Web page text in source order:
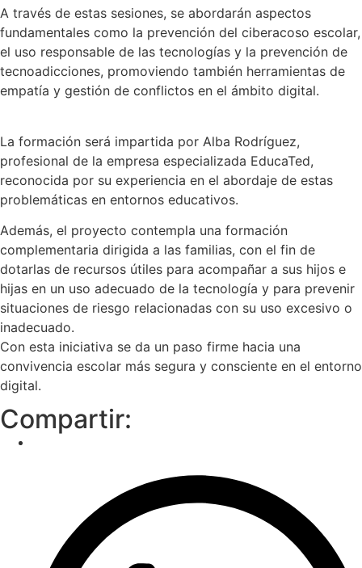
A través de estas sesiones, se abordarán aspectos
fundamentales como la prevención del ciberacoso escolar,
el uso responsable de las tecnologías y la prevención de
tecnoadicciones, promoviendo también herramientas de
empatía y gestión de conflictos en el ámbito digital.
La formación será impartida por Alba Rodríguez,
profesional de la empresa especializada EducaTed,
reconocida por su experiencia en el abordaje de estas
problemáticas en entornos educativos.
Además, el proyecto contempla una formación
complementaria dirigida a las familias, con el fin de
dotarlas de recursos útiles para acompañar a sus hijos e
hijas en un uso adecuado de la tecnología y para prevenir
situaciones de riesgo relacionadas con su uso excesivo o
inadecuado.
Con esta iniciativa se da un paso firme hacia una
convivencia escolar más segura y consciente en el entorno
digital.
Compartir: